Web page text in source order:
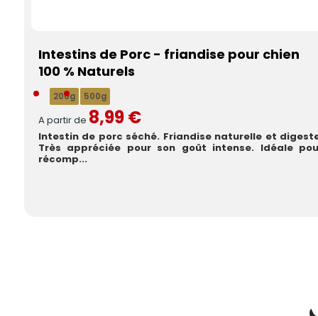
Intestins de Porc - friandise pour chien
100 % Naturels
200g 500g
A partir de 8,99 €
Intestin de porc séché. Friandise naturelle et
Très appréciée pour son goût intense. Idéale
récomp...